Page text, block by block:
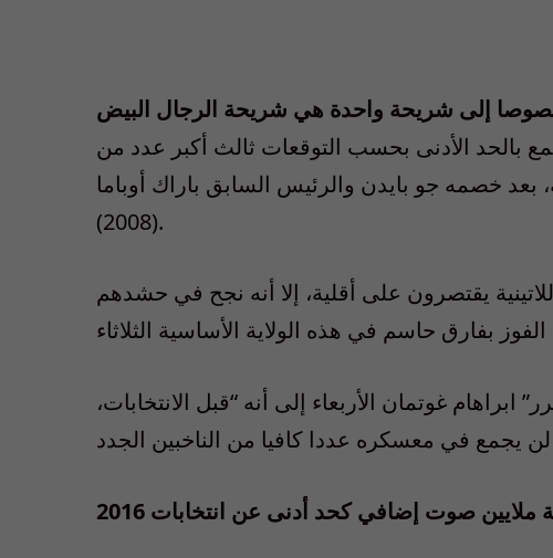
إلى شريحة واحدة هي شريحة الرجال البيض
بالحد الأدنى بحسب التوقعات ثالث أكبر عدد من
بعد خصمه جو بايدن والرئيس السابق باراك أوباما
(2008).
يقتصرون على أقلية، إلا أنه نجح في حشدهم
غوتمان الأربعاء إلى أنه “قبل الانتخابات،
صوت إضافي كحد أدنى عن انتخابات 2016